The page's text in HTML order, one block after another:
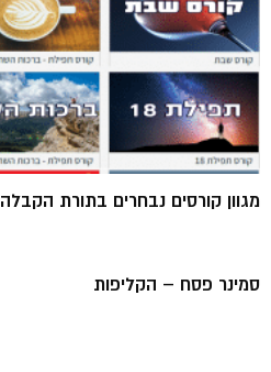
מגוון קורסים נבחרים בתורת
סמינר פסח – הקליפות